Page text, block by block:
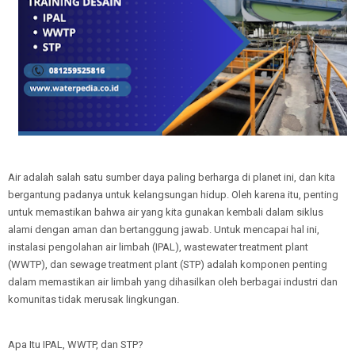
Air adalah salah satu sumber daya paling berharga di planet ini, dan kita
bergantung padanya untuk kelangsungan hidup. Oleh karena itu, penting
untuk memastikan bahwa air yang kita gunakan kembali dalam siklus
alami dengan aman dan bertanggung jawab. Untuk mencapai hal ini,
instalasi pengolahan air limbah (IPAL), wastewater treatment plant
(WWTP), dan sewage treatment plant (STP) adalah komponen penting
dalam memastikan air limbah yang dihasilkan oleh berbagai industri dan
komunitas tidak merusak lingkungan.
Apa Itu IPAL, WWTP, dan STP?